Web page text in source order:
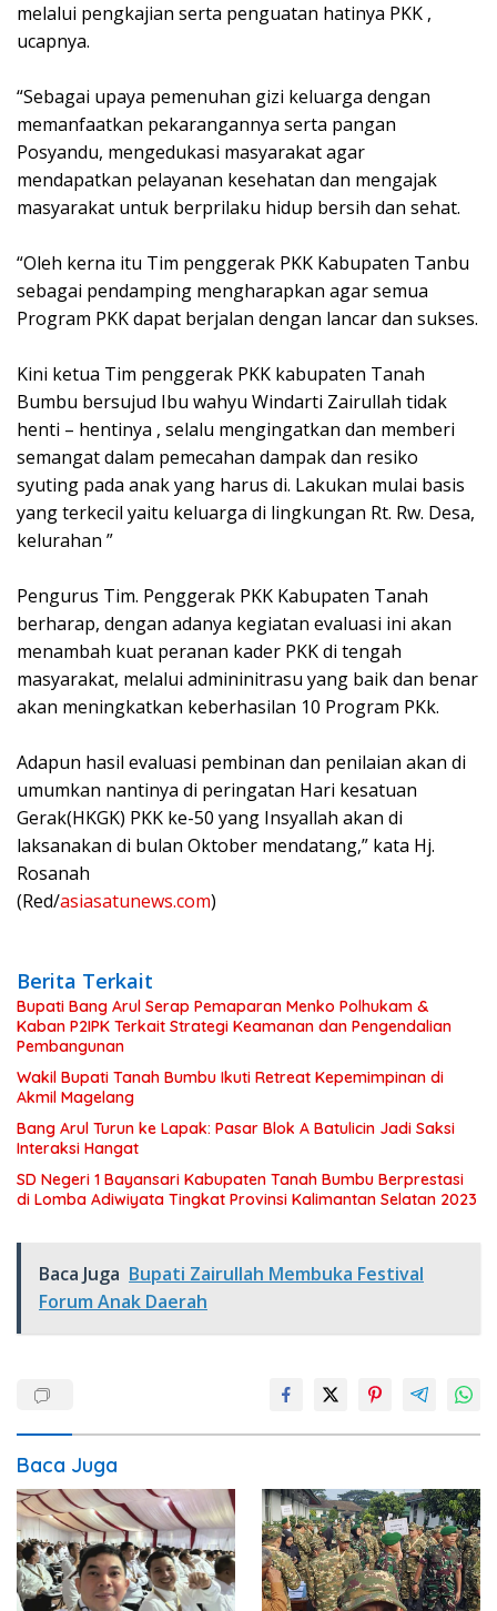
melalui pengkajian serta penguatan hatinya PKK ,
ucapnya.
“Sebagai upaya pemenuhan gizi keluarga dengan
memanfaatkan pekarangannya serta pangan
Posyandu, mengedukasi masyarakat agar
mendapatkan pelayanan kesehatan dan mengajak
masyarakat untuk berprilaku hidup bersih dan sehat.
“Oleh kerna itu Tim penggerak PKK Kabupaten Tanbu
sebagai pendamping mengharapkan agar semua
Program PKK dapat berjalan dengan lancar dan sukses.
Kini ketua Tim penggerak PKK kabupaten Tanah
Bumbu bersujud Ibu wahyu Windarti Zairullah tidak
henti – hentinya , selalu mengingatkan dan memberi
semangat dalam pemecahan dampak dan resiko
syuting pada anak yang harus di. Lakukan mulai basis
yang terkecil yaitu keluarga di lingkungan Rt. Rw. Desa,
kelurahan ”
Pengurus Tim. Penggerak PKK Kabupaten Tanah
berharap, dengan adanya kegiatan evaluasi ini akan
menambah kuat peranan kader PKK di tengah
masyarakat, melalui admininitrasu yang baik dan benar
akan meningkatkan keberhasilan 10 Program PKk.
Adapun hasil evaluasi pembinan dan penilaian akan di
umumkan nantinya di peringatan Hari kesatuan
Gerak(HKGK) PKK ke-50 yang Insyallah akan di
laksanakan di bulan Oktober mendatang,” kata Hj.
Rosanah
(Red/asiasatunews.com)
Berita Terkait
Bupati Bang Arul Serap Pemaparan Menko Polhukam &
Kaban P2IPK Terkait Strategi Keamanan dan Pengendalian
Pembangunan
Wakil Bupati Tanah Bumbu Ikuti Retreat Kepemimpinan di
Akmil Magelang
Bang Arul Turun ke Lapak: Pasar Blok A Batulicin Jadi Saksi
Interaksi Hangat
SD Negeri 1 Bayansari Kabupaten Tanah Bumbu Berprestasi
di Lomba Adiwiyata Tingkat Provinsi Kalimantan Selatan 2023
Baca Juga Bupati Zairullah Membuka Festival
Forum Anak Daerah
Baca Juga